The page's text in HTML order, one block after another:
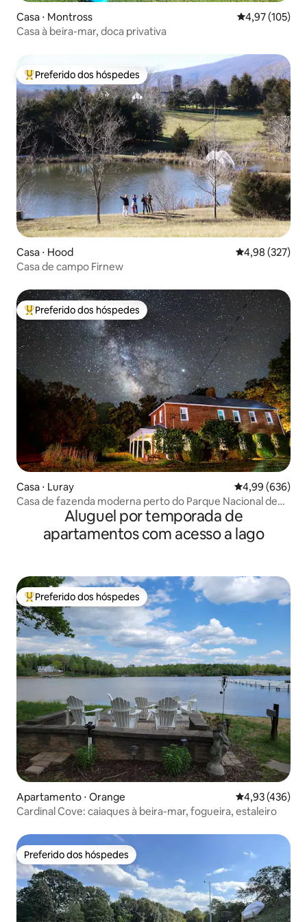
Casa ⋅ Montross 4,97 de uma
4,97 (105)
Casa à beira-mar, doca privativa
Entre os melhores preferidos dos hóspedes
Preferido dos hóspedes
Casa ⋅ Hood 4,98 de uma
4,98 (327)
Casa de campo Firnew
Entre os melhores preferidos dos hóspedes
Preferido dos hóspedes
Casa ⋅ Luray 4,99 de uma
4,99 (636)
Casa de fazenda moderna perto do Parque Nacional de
Shenandoah e lagoAluguel por temporada de
apartamentos com acesso a lago
Entre os melhores preferidos dos hóspedes
Preferido dos hóspedes
Apartamento ⋅ Orange 4,93 de uma
4,93 (436)
Cardinal Cove: caiaques à beira-mar, fogueira, estaleiro
Preferido dos hóspedes
Preferido dos hóspedes